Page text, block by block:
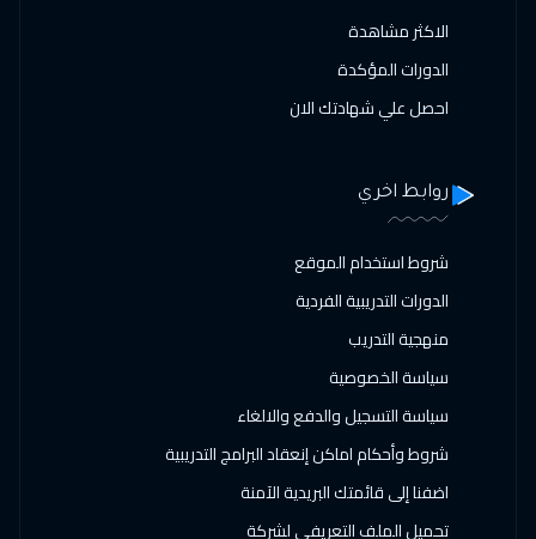
الاكثر مشاهدة
الدورات المؤكدة
احصل علي شهادتك الان
روابط اخري
شروط استخدام الموقع
الدورات التدريبية الفردية
منهجية التدريب
سياسة الخصوصية
سياسة التسجيل والدفع والالغاء
شروط وأحكام اماكن إنعقاد البرامج التدريبية
اضفنا إلى قائمتك البريدية الآمنة
تحميل الملف التعريفي لشركة